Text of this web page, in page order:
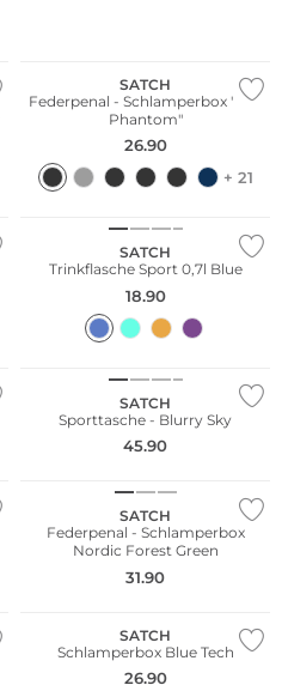
SATCH
Federpenal - Schlamperbox "Fire
Phantom"
26.90
+ 21
Nachhaltig
SATCH
Trinkflasche Sport 0,7l Blue
18.90
Nachhaltig
SATCH
Sporttasche - Blurry Sky
45.90
SATCH
Federpenal - Schlamperbox
Nordic Forest Green
31.90
SATCH
Schlamperbox Blue Tech
26.90